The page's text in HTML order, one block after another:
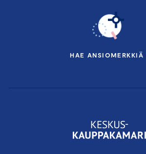
HAE ANSIOMERKKIÄ